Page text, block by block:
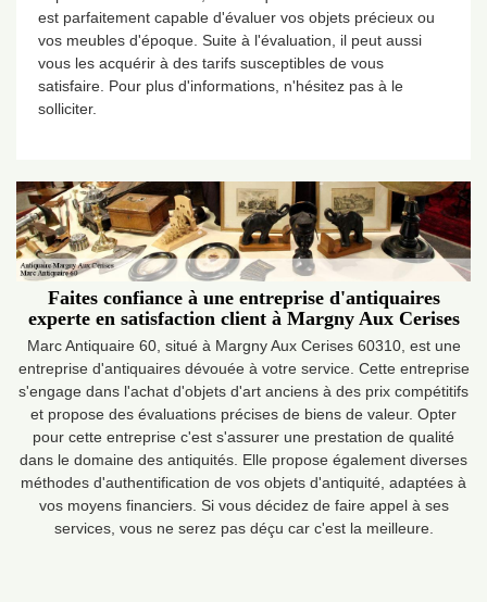
est parfaitement capable d'évaluer vos objets précieux ou
vos meubles d'époque. Suite à l'évaluation, il peut aussi
vous les acquérir à des tarifs susceptibles de vous
satisfaire. Pour plus d'informations, n'hésitez pas à le
solliciter.
Faites confiance à une entreprise d'antiquaires
experte en satisfaction client à Margny Aux Cerises
Marc Antiquaire 60, situé à Margny Aux Cerises 60310, est une
entreprise d'antiquaires dévouée à votre service. Cette entreprise
s'engage dans l'achat d'objets d'art anciens à des prix compétitifs
et propose des évaluations précises de biens de valeur. Opter
pour cette entreprise c'est s'assurer une prestation de qualité
dans le domaine des antiquités. Elle propose également diverses
méthodes d'authentification de vos objets d'antiquité, adaptées à
vos moyens financiers. Si vous décidez de faire appel à ses
services, vous ne serez pas déçu car c'est la meilleure.